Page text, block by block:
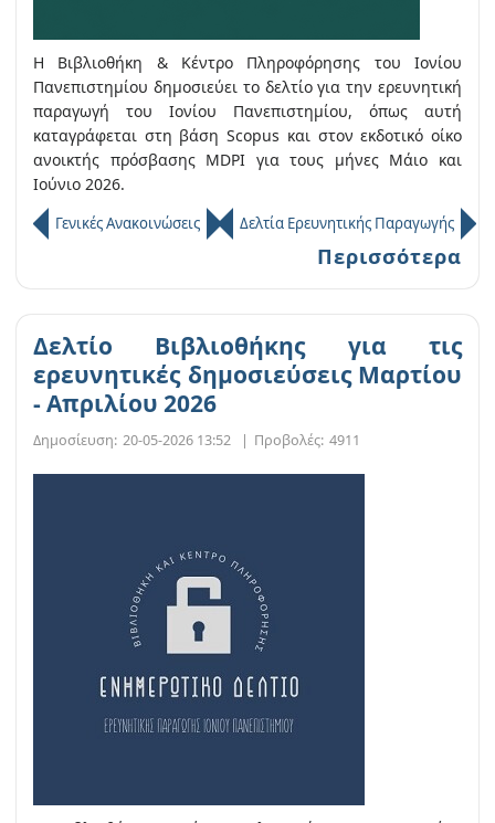
Η Βιβλιοθήκη & Κέντρο Πληροφόρησης του Ιονίου
Πανεπιστημίου δημοσιεύει το δελτίο για την ερευνητική
παραγωγή του Ιονίου Πανεπιστημίου, όπως αυτή
καταγράφεται στη βάση Scopus και στον εκδοτικό οίκο
ανοικτής πρόσβασης MDPI για τους μήνες Μάιο και
Ιούνιο 2026.
Γενικές Ανακοινώσεις Δελτία Ερευνητικής Παραγωγής
Περισσότερα
Δελτίο Βιβλιοθήκης για τις
ερευνητικές δημοσιεύσεις Μαρτίου
- Απριλίου 2026
Δημοσίευση: 20-05-2026 13:52 | Προβολές: 4911